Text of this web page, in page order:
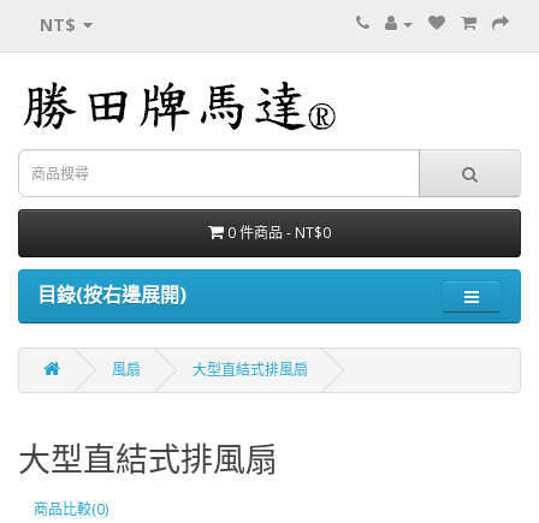
NT$
0 件商品 - NT$0
目錄(按右邊展開)
風扇 大型直結式排風扇
大型直結式排風扇
商品比較(0)